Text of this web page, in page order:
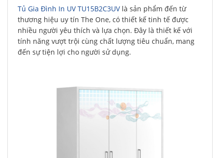
Tủ Gia Đình In UV TU15B2C3UVlà sản phẩm đến từ
thương hiệu uy tín The One, có thiết kế tinh tế được
nhiều người yêu thích và lựa chọn. Đây là thiết kế với
tính năng vượt trội cùng chất lượng tiêu chuẩn, mang
đến sự tiện lợi cho người sử dụng.